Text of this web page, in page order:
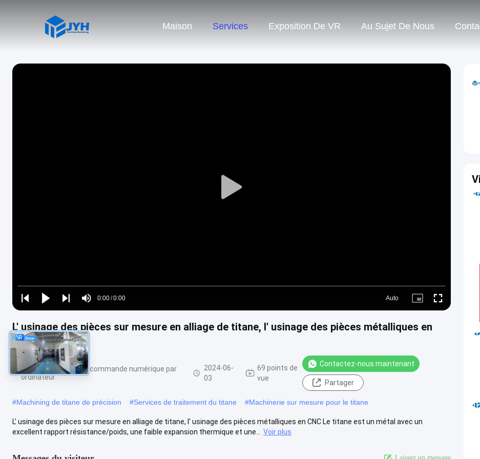
Maison Services Exposition De VR Au Sujet De Nous
Play
Play
Play
Play
Mute
Time
0:00/0:00
Loaded:
0%
Auto
Picture- Fullscreen
L' usinage des pièces sur mesure en alliage de titane, l' usinage des pièces métalliques en
CNC
usinage titanique de commande numérique par
ordinateur
2024-06-
03
69 points de
vue
Contactez-nous maintenant
Partager
#Machining de titane de précision #Services de traitement du titane #Machinerie sur mesure pour le titane
L' usinage des pièces sur mesure en alliage de titane, l' usinage des pièces métalliques en CNC Le titane est un métal avec un
excellent rapport résistance/poids, une faible expansion thermique et une...
Voir plus
Laissez un message